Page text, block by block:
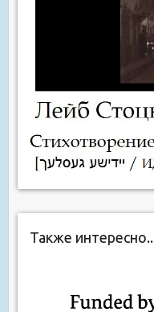
Также интересно..